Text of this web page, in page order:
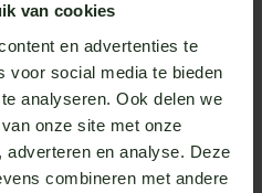
van cookies
en advertenties te
voor social media te bieden
analyseren. Ook delen we
onze site met onze
en analyse. Deze
combineren met andere
Alcoa
Felgenreiniger
Auf Lager
€ 31,50 exkl. MwSt.